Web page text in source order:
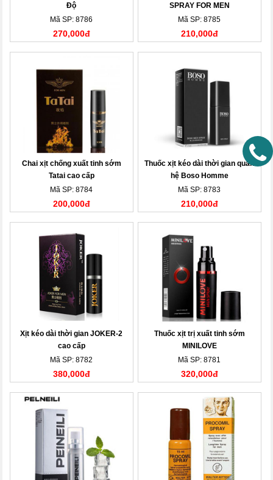
Độ
Mã SP: 8786
270,000đ
SPRAY FOR MEN
Mã SP: 8785
210,000đ
Chai xịt chống xuất tinh sớm
Tatai cao cấp
Mã SP: 8784
200,000đ
Thuốc xịt kéo dài thời gian quan
hệ Boso Homme
Mã SP: 8783
210,000đ
Xịt kéo dài thời gian JOKER-2
cao cấp
Mã SP: 8782
380,000đ
Thuốc xịt trị xuất tinh sớm
MINILOVE
Mã SP: 8781
320,000đ